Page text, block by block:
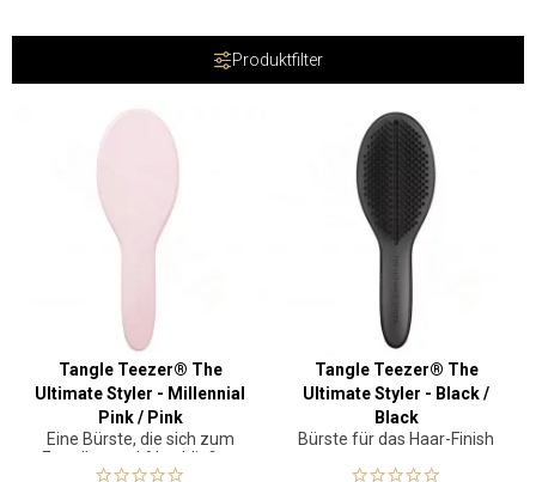
Produktfilter
Tangle Teezer® The
Ultimate Styler - Millennial
Pink / Pink
Eine Bürste, die sich zum
Erstellen und Abschließen
jeder Frisur eignet.
Tangle Teezer® The
Ultimate Styler - Black /
Black
Bürste für das Haar-Finish